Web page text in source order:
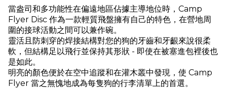
當盎司和多功能性在偏遠地區佔據主導地位時，Camp
Flyer Disc 作為一款輕質飛盤擁有自己的特色，在營地周
圍的接球活動之間可以兼作碗。
靈活且防刺穿的焊接結構對您的狗的牙齒和牙齦來說很柔
軟，但結構足以飛行並保持其形狀 - 即使在被塞進包裡後也
是如此。
明亮的顏色便於在空中追蹤和在灌木叢中發現，使 Camp
Flyer 當之無愧地成為每隻狗的行李清單上的首選。